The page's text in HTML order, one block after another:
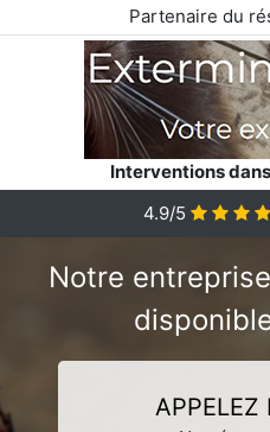
Partenaire du
Interventions
4.9/5
Notre
APPELEZ